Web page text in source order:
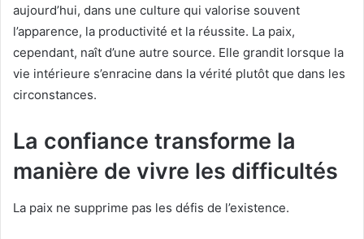
aujourd’hui, dans une culture qui valorise souvent
l’apparence, la productivité et la réussite. La paix,
cependant, naît d’une autre source. Elle grandit lorsque la
vie intérieure s’enracine dans la vérité plutôt que dans les
circonstances.
La confiance transforme la
manière de vivre les difficultés
La paix ne supprime pas les défis de l’existence.